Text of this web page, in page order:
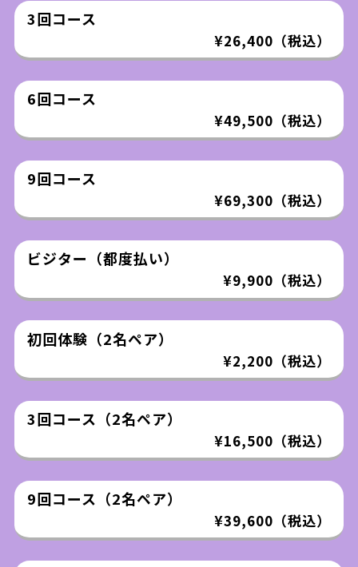
3回コース
¥26,400（税込）
6回コース
¥49,500（税込）
9回コース
¥69,300（税込）
ビジター（都度払い）
¥9,900（税込）
初回体験（2名ペア）
¥2,200（税込）
3回コース（2名ペア）
¥16,500（税込）
9回コース（2名ペア）
¥39,600（税込）